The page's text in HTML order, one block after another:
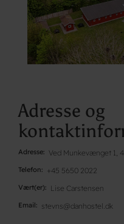
Adresse og
Adresse Ved Munkevænget 1,
Telefon +45 5650 2022
Vært(er) Lise Carstensen
Email stevns@danhostel.dk